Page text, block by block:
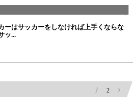
ーはサッカーをしなければ上手くならな
ッ...
2